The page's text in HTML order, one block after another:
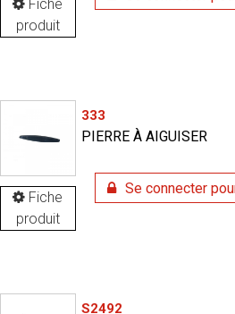
Fiche
produit
Fiche
produit
333
PIERRE À AIGUISER
Se connecter
S2492